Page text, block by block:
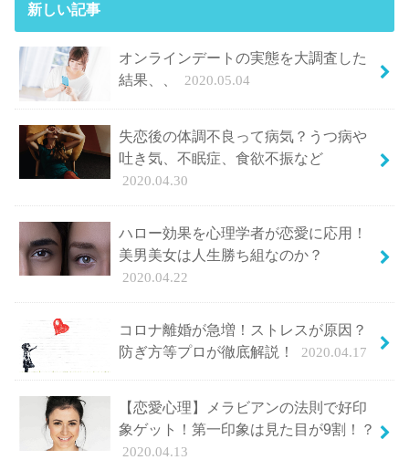
新しい記事
オンラインデートの実態を大調査した
結果、、
2020.05.04
失恋後の体調不良って病気？うつ病や
吐き気、不眠症、食欲不振など
2020.04.30
ハロー効果を心理学者が恋愛に応用！
美男美女は人生勝ち組なのか？
2020.04.22
コロナ離婚が急増！ストレスが原因？
防ぎ方等プロが徹底解説！
2020.04.17
【恋愛心理】メラビアンの法則で好印
象ゲット！第一印象は見た目が9割！？
2020.04.13